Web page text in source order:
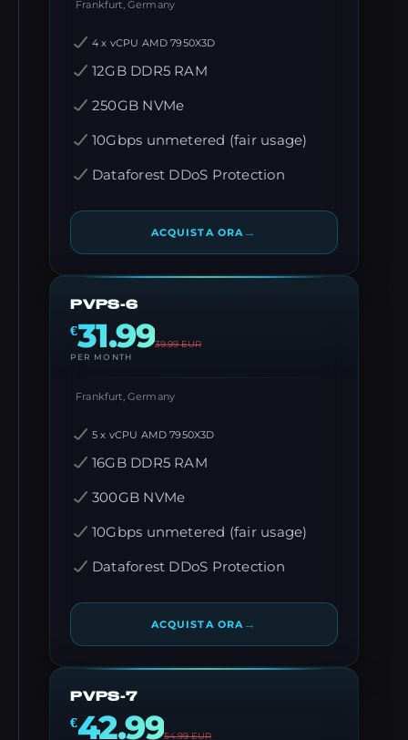
Frankfurt, Germany
4 x vCPU AMD 7950X3D
12GB DDR5 RAM
250GB NVMe
10Gbps unmetered (fair usage)
Dataforest DDoS Protection
ACQUISTA ORA →
PVPS-6
€31.9939.99EUR
PER MONTH
Frankfurt, Germany
5 x vCPU AMD 7950X3D
16GB DDR5 RAM
300GB NVMe
10Gbps unmetered (fair usage)
Dataforest DDoS Protection
ACQUISTA ORA →
PVPS-7
€42.9954.99EUR